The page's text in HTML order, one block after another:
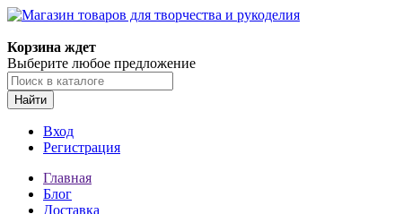
Корзина ждет
Выберите любое предложение
Найти
Вход
Регистрация
Главная
Блог
Доставка